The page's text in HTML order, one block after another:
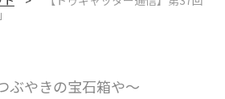
v
ぶやきの宝石箱や～